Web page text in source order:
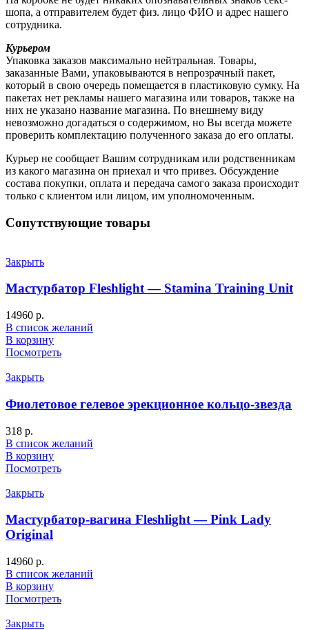
шопа, а отправителем будет физ. лицо ФИО и адрес нашего
сотрудника.
Курьером
Упаковка заказов максимально нейтральная. Товары,
заказанные Вами, упаковываются в непрозрачный пакет,
который в свою очередь помещается в пластиковую сумку. На
пакетах нет рекламы нашего магазина или товаров, также на
них не указано название магазина. По внешнему виду
невозможно догадаться о содержимом, но Вы всегда можете
проверить комплектацию полученного заказа до его оплаты.
Курьер не сообщает Вашим сотрудникам или родственникам
из какого магазина он приехал и что привез. Обсуждение
состава покупки, оплата и передача самого заказа происходит
только с клиентом или лицом, им уполномоченным.
Сопутствующие товары
Закрыть
Мастурбатор Fleshlight — Stamina Training Unit
14960 р.
В список желаний
В корзину
Посмотреть
Закрыть
Фиолетовое гелевое эрекционное кольцо-звезда
318 р.
В список желаний
В корзину
Посмотреть
Закрыть
Мастурбатор-вагина Fleshlight — Pink Lady
Original
14960 р.
В список желаний
В корзину
Посмотреть
Закрыть